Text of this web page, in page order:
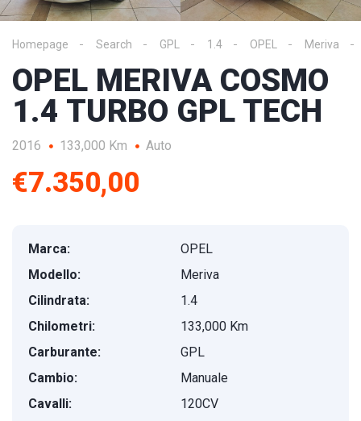
Homepage Search GPL 1.4 OPEL Meriva
OPEL MERIVA COSMO
1.4 TURBO GPL TECH
2016 133,000 Km Auto
€7.350,00
Marca:
OPEL
Modello:
Meriva
Cilindrata:
1.4
Chilometri:
133,000 Km
Carburante:
GPL
Cambio:
Manuale
Cavalli:
120CV